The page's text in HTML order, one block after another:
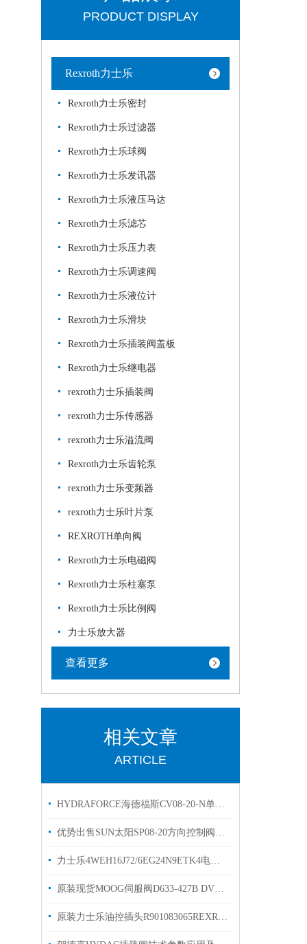
PRODUCT DISPLAY
Rexroth力士乐
Rexroth力士乐密封
Rexroth力士乐过滤器
Rexroth力士乐球阀
Rexroth力士乐发讯器
Rexroth力士乐液压马达
Rexroth力士乐滤芯
Rexroth力士乐压力表
Rexroth力士乐调速阀
Rexroth力士乐液位计
Rexroth力士乐滑块
Rexroth力士乐插装阀盖板
Rexroth力士乐继电器
rexroth力士乐插装阀
rexroth力士乐传感器
rexroth力士乐溢流阀
Rexroth力士乐齿轮泵
rexroth力士乐变频器
rexroth力士乐叶片泵
REXROTH单向阀
Rexroth力士乐电磁阀
Rexroth力士乐柱塞泵
Rexroth力士乐比例阀
力士乐放大器
查看更多
相关文章
ARTICLE
HYDRAFORCE海德福斯CV08-20-N单向阀选购参考
优势出售SUN太阳SP08-20方向控制阀有库存
力士乐4WEH16J72/6EG24N9ETK4电液换向阀介绍
原装现货MOOG伺服阀D633-427B DVV伺服阀样本
原装力士乐油控插头R901083065REXROTH插头